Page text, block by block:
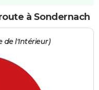
à Sondernach
de l'Intérieur)